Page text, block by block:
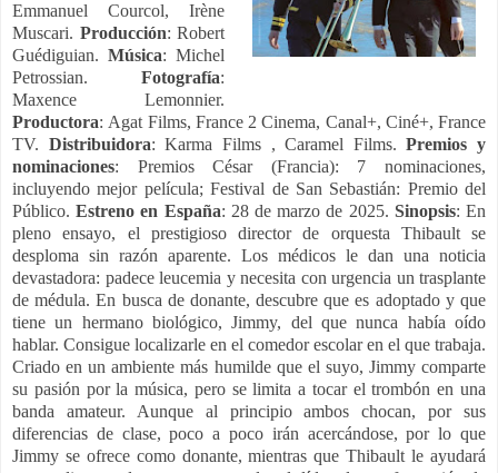
Emmanuel Courcol, Irène
Muscari. Producción: Robert
Guédiguian.Música: Michel
Petrossian.Fotografía:
Maxence Lemonnier.
Productora: Agat Films, France 2 Cinema, Canal+, Ciné+, France
TV. Distribuidora: Karma Films , Caramel Films.Premios y
nominaciones: Premios César (Francia): 7 nominaciones,
incluyendo mejor película; Festival de San Sebastián: Premio del
Público.Estreno en España: 28 de marzo de 2025. Sinopsis: En
pleno ensayo, el prestigioso director de orquesta Thibault se
desploma sin razón aparente. Los médicos le dan una noticia
devastadora: padece leucemia y necesita con urgencia un trasplante
de médula. En busca de donante, descubre que es adoptado y que
tiene un hermano biológico, Jimmy, del que nunca había oído
hablar. Consigue localizarle en el comedor escolar en el que trabaja.
Criado en un ambiente más humilde que el suyo, Jimmy comparte
su pasión por la música, pero se limita a tocar el trombón en una
banda amateur. Aunque al principio ambos chocan, por sus
diferencias de clase, poco a poco irán acercándose, por lo que
Jimmy se ofrece como donante, mientras que Thibault le ayudará